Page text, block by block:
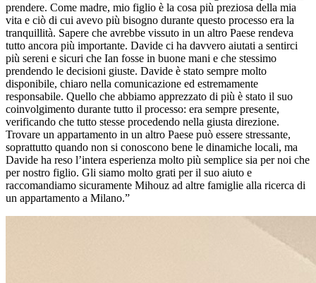
prendere. Come madre, mio figlio è la cosa più preziosa della mia
vita e ciò di cui avevo più bisogno durante questo processo era la
tranquillità. Sapere che avrebbe vissuto in un altro Paese rendeva
tutto ancora più importante. Davide ci ha davvero aiutati a sentirci
più sereni e sicuri che Ian fosse in buone mani e che stessimo
prendendo le decisioni giuste. Davide è stato sempre molto
disponibile, chiaro nella comunicazione ed estremamente
responsabile. Quello che abbiamo apprezzato di più è stato il suo
coinvolgimento durante tutto il processo: era sempre presente,
verificando che tutto stesse procedendo nella giusta direzione.
Trovare un appartamento in un altro Paese può essere stressante,
soprattutto quando non si conoscono bene le dinamiche locali, ma
Davide ha reso l’intera esperienza molto più semplice sia per noi che
per nostro figlio. Gli siamo molto grati per il suo aiuto e
raccomandiamo sicuramente Mihouz ad altre famiglie alla ricerca di
un appartamento a Milano.”